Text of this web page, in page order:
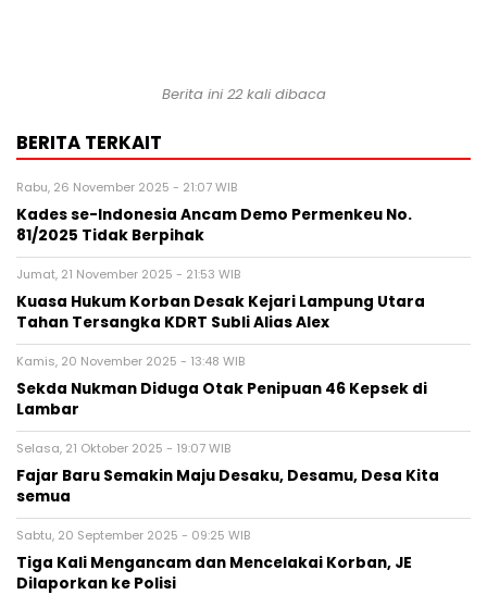
Berita ini 22 kali dibaca
BERITA TERKAIT
Rabu, 26 November 2025 - 21:07 WIB
Kades se-Indonesia Ancam Demo Permenkeu No.
81/2025 Tidak Berpihak
Jumat, 21 November 2025 - 21:53 WIB
Kuasa Hukum Korban Desak Kejari Lampung Utara
Tahan Tersangka KDRT Subli Alias Alex
Kamis, 20 November 2025 - 13:48 WIB
Sekda Nukman Diduga Otak Penipuan 46 Kepsek di
Lambar
Selasa, 21 Oktober 2025 - 19:07 WIB
Fajar Baru Semakin Maju Desaku, Desamu, Desa Kita
semua
Sabtu, 20 September 2025 - 09:25 WIB
Tiga Kali Mengancam dan Mencelakai Korban, JE
Dilaporkan ke Polisi